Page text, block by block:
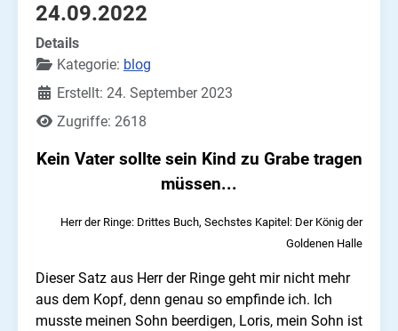
24.09.2022
Details
Kategorie: blog
Erstellt: 24. September 2023
Zugriffe: 2618
Kein Vater sollte sein Kind zu Grabe tragen
müssen...
Herr der Ringe: Drittes Buch, Sechstes Kapitel: Der König der
Goldenen Halle
Dieser Satz aus Herr der Ringe geht mir nicht mehr
aus dem Kopf, denn genau so empfinde ich. Ich
musste meinen Sohn beerdigen, Loris, mein Sohn ist